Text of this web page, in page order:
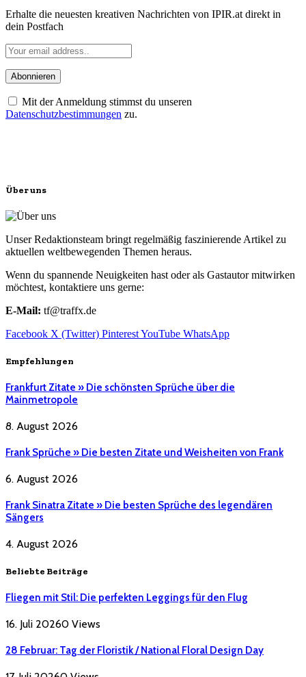
Erhalte die neuesten kreativen Nachrichten von IPIR.at direkt in
dein Postfach
Mit der Anmeldung stimmst du unseren
Datenschutzbestimmungen zu.
Über uns
Unser Redaktionsteam bringt regelmäßig faszinierende Artikel zu
aktuellen weltbewegenden Themen heraus.
Wenn du spannende Neuigkeiten hast oder als Gastautor mitwirken
möchtest, kontaktiere uns gerne:
E-Mail: tf@traffx.de
Facebook X (Twitter) PinterestYouTube WhatsApp
Empfehlungen
Frankfurt Zitate » Die schönsten Sprüche über die
Mainmetropole
8. August 2026
Frank Sprüche » Die besten Zitate und Weisheiten von Frank
6. August 2026
Frank Sinatra Zitate » Die besten Sprüche des legendären
Sängers
4. August 2026
Beliebte Beiträge
Fliegen mit Stil: Die perfekten Leggings für den Flug
16. Juli 20260 Views
28 Februar: Tag der Floristik / National Floral Design Day